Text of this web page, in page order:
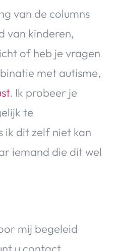
van de columns
van kinderen,
of heb je vragen
met autisme,
. Ik probeer je
te
ik dit zelf niet kan
iemand die dit wel
mij begeleid